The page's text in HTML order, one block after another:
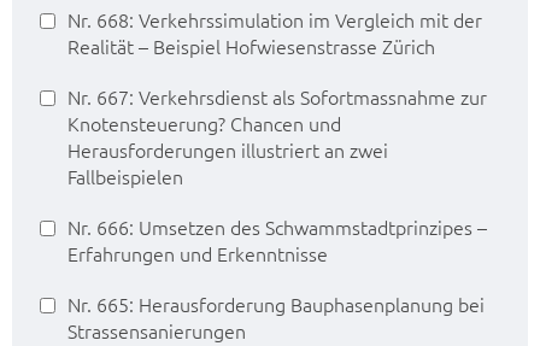
Nr. 668: Verkehrssimulation im Vergleich mit der
Realität – Beispiel Hofwiesenstrasse Zürich
Nr. 667: Verkehrsdienst als Sofortmassnahme zur
Knotensteuerung? Chancen und
Herausforderungen illustriert an zwei
Fallbeispielen
Nr. 666: Umsetzen des Schwammstadtprinzipes –
Erfahrungen und Erkenntnisse
Nr. 665: Herausforderung Bauphasenplanung bei
Strassensanierungen